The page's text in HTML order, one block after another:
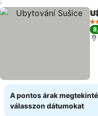
5
A pontos árak
válasszon dátumokat